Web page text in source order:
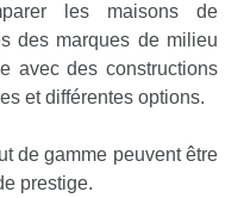
les maisons de
des marques de milieu
avec des constructions
et différentes options.
de gamme peuvent être
prestige.